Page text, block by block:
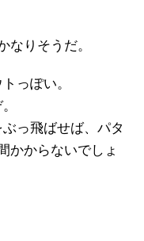
なりそうだ。
っぽい。
っ飛ばせば、パタ
かからないでしょ